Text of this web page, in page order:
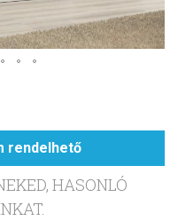
rendelhető
HASONLÓ